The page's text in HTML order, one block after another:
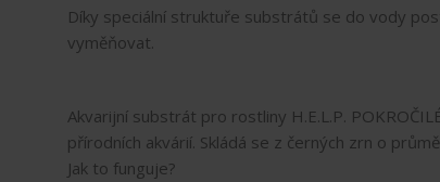
Díky speciální struktuře substrátů se do vody
vyměňovat.
Akvarijní substrát pro rostliny H.E.L.P.
přírodních akvárií. Skládá se z černých zrn o
Jak to funguje?